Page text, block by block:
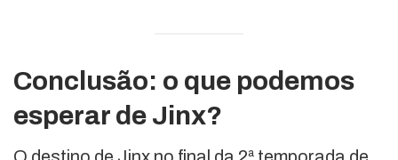
Conclusão: o que podemos
esperar de Jinx?